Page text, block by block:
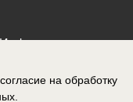
на обработку